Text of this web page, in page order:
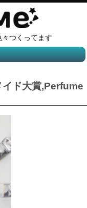
つくってます
ド大賞,Perfume